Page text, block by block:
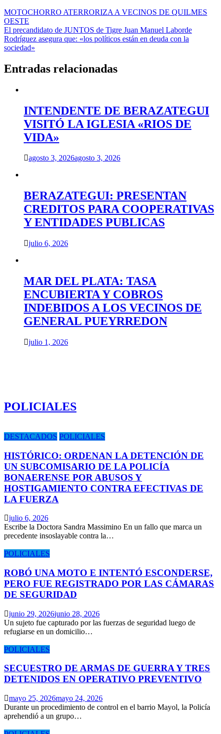
Navegación
de
entradas
MOTOCHORRO ATERRORIZA A VECINOS DE QUILMES
OESTE
El precandidato de JUNTOS de Tigre Juan Manuel Laborde
Rodríguez asegura que: «los políticos están en deuda con la
sociedad»
Entradas relacionadas
INTENDENTE DE BERAZATEGUI
VISITÓ LA IGLESIA «RIOS DE
VIDA»
agosto 3, 2026agosto 3, 2026
BERAZATEGUI: PRESENTAN
CREDITOS PARA COOPERATIVAS
Y ENTIDADES PUBLICAS
julio 6, 2026
MAR DEL PLATA: TASA
ENCUBIERTA Y COBROS
INDEBIDOS A LOS VECINOS DE
GENERAL PUEYRREDON
julio 1, 2026
POLICIALES
DESTACADOS POLICIALES
HISTÓRICO: ORDENAN LA DETENCIÓN DE
UN SUBCOMISARIO DE LA POLICÍA
BONAERENSE POR ABUSOS Y
HOSTIGAMIENTO CONTRA EFECTIVAS DE
LA FUERZA
julio 6, 2026
Escribe la Doctora Sandra Massimino En un fallo que marca un
precedente insoslayable contra la…
POLICIALES
ROBÓ UNA MOTO E INTENTÓ ESCONDERSE,
PERO FUE REGISTRADO POR LAS CÁMARAS
DE SEGURIDAD
junio 29, 2026junio 28, 2026
Un sujeto fue capturado por las fuerzas de seguridad luego de
refugiarse en un domicilio…
POLICIALES
SECUESTRO DE ARMAS DE GUERRA Y TRES
DETENIDOS EN OPERATIVO PREVENTIVO
mayo 25, 2026mayo 24, 2026
Durante un procedimiento de control en el barrio Mayol, la Policía
aprehendió a un grupo…